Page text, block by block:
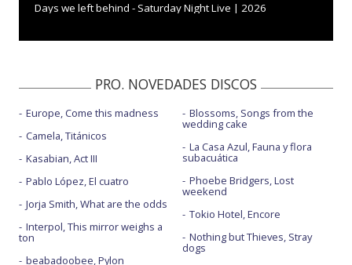
Days we left behind - Saturday Night Live | 2026
Find my way - con la letra
Fuh you
Fuh you - con la letra
Home to us - con Ringo Starr - con letra
I don't know - con la letra
The kiss of Venus - con Dominic Fike
PRO. NOVEDADES DISCOS
Europe, Come this madness
Camela, Titánicos
Kasabian, Act III
Pablo López, El cuatro
Jorja Smith, What are the odds
Interpol, This mirror weighs a
ton
beabadoobee, Pylon
Blossoms, Songs from the
wedding cake
La Casa Azul, Fauna y flora
subacuática
Phoebe Bridgers, Lost
weekend
Tokio Hotel, Encore
Nothing but Thieves, Stray
dogs